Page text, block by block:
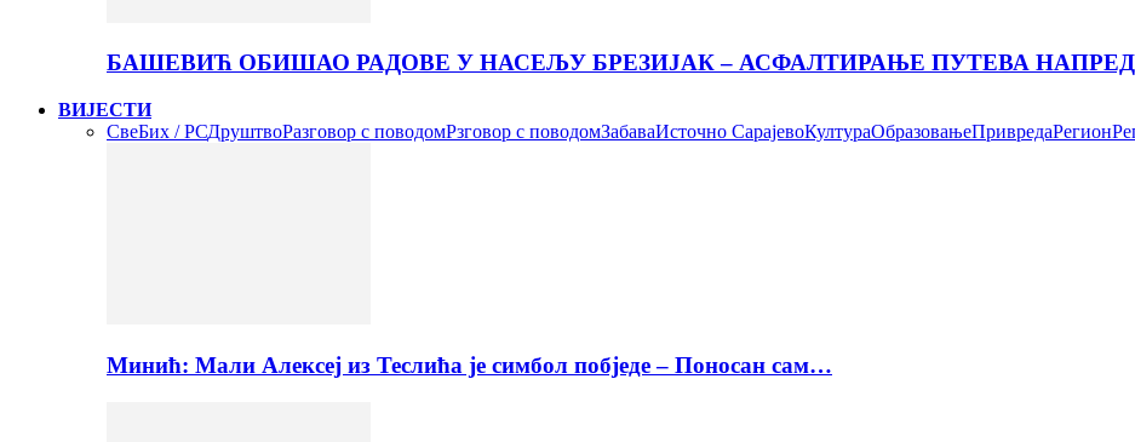
БАШЕВИЋ ОБИШАО РАДОВЕ У НАСЕЉУ БРЕЗИЈАК – АСФАЛТИРАЊЕ ПУТЕВА
ВИЈЕСТИ
СвеБих / РСДруштвоРазговор с поводомРзговор с поводомЗабаваИсточно СарајевоКултураОбразовањеПривредаРегион
Минић: Мали Алексеј из Теслића је симбол побједе – Поносан сам…